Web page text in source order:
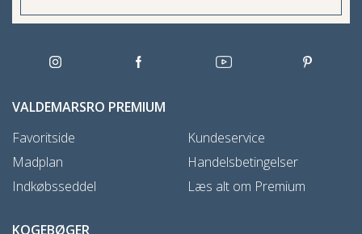
VALDEMARSRO PREMIUM
Favoritside
Madplan
Indkøbsseddel
Kundeservice
Handelsbetingelser
Læs alt om Premium
KOGEBØGER